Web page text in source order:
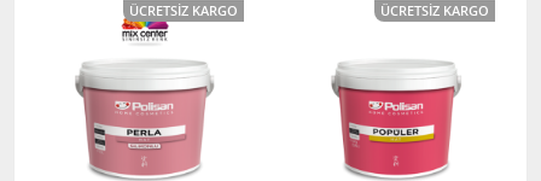
ÜCRETSIZ KARGO ÜCRETSIZ KARGO